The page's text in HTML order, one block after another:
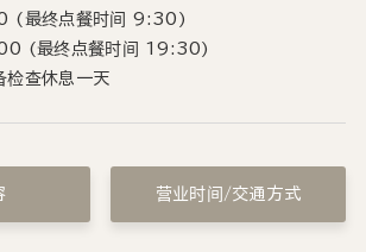
(最终点餐时间 9:30)
(最终点餐时间 19:30)
检查休息一天
营业时间/交通方式